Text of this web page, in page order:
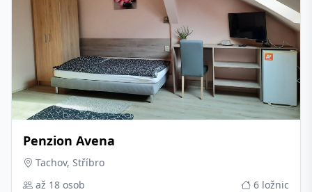
Penzion Avena
Tachov, Stříbro
až 18 osob
6 ložnic